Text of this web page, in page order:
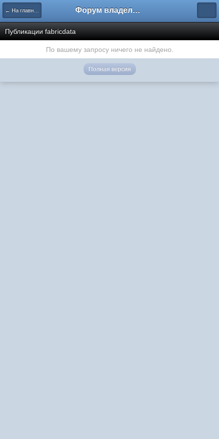
← На главную Форум владельцев интернет-магазинов
Публикации fabricdata
По вашему запросу ничего не найдено.
Полная версия